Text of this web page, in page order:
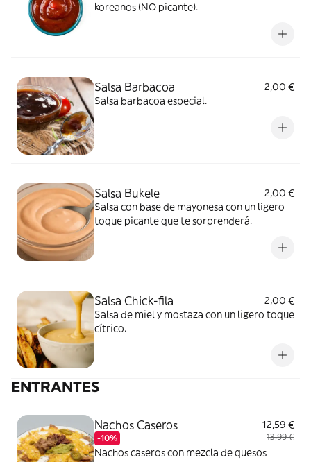
koreanos (NO picante).
Salsa Barbacoa
2,00 €
Salsa barbacoa especial.
Salsa Bukele
2,00 €
Salsa con base de mayonesa con un ligero
toque picante que te sorprenderá.
Salsa Chick-fila
2,00 €
Salsa de miel y mostaza con un ligero toque
cítrico.
ENTRANTES
Nachos Caseros
-10%
12,59 €
13,99 €
Nachos caseros con mezcla de quesos